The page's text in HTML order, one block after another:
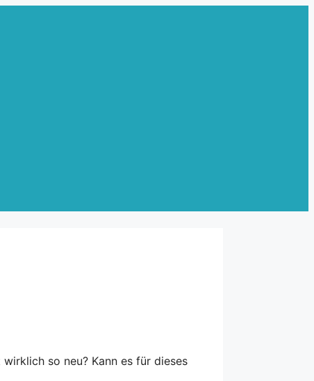
so neu? Kann es für dieses